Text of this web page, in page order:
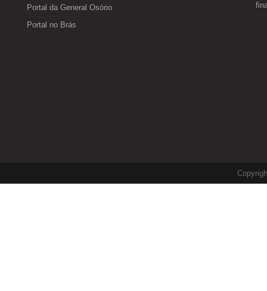
Portal da General Osório
Portal no Brás